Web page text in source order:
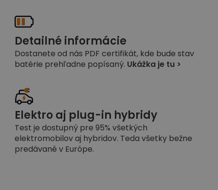
Detailné informácie
Dostanete od nás PDF certifikát, kde bude stav
batérie prehľadne popísaný. Ukážka je tu >
Elektro aj plug-in hybridy
Test je dostupný pre 95% všetkých
elektromobilov aj hybridov. Teda všetky bežne
predávané v Európe.